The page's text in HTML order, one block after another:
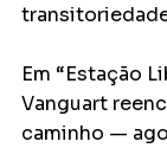
Em “Estação
Vanguart
caminho —